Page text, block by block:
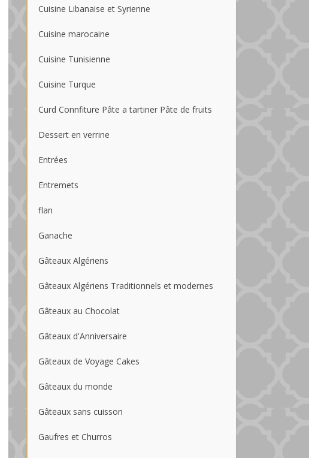
Cuisine Libanaise et Syrienne
Cuisine marocaine
Cuisine Tunisienne
Cuisine Turque
Curd Connfiture Pâte a tartiner Pâte de fruits
Dessert en verrine
Entrées
Entremets
flan
Ganache
Gâteaux Algériens
Gâteaux Algériens Traditionnels et modernes
Gâteaux au Chocolat
Gâteaux d'Anniversaire
Gâteaux de Voyage Cakes
Gâteaux du monde
Gâteaux sans cuisson
Gaufres et Churros